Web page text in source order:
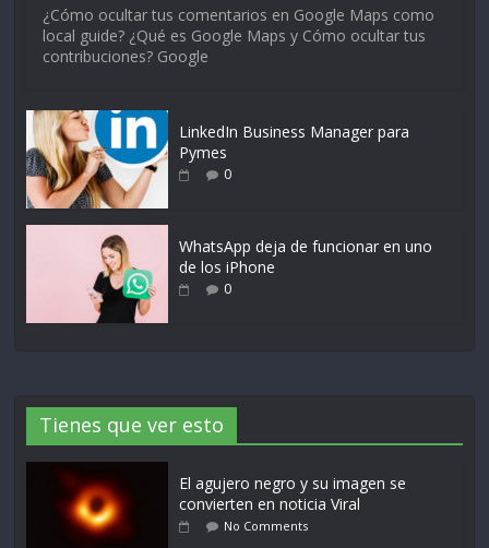
¿Cómo ocultar tus comentarios en Google Maps como
local guide? ¿Qué es Google Maps y Cómo ocultar tus
contribuciones? Google
LinkedIn Business Manager para
Pymes
0
WhatsApp deja de funcionar en uno
de los iPhone
0
Tienes que ver esto
El agujero negro y su imagen se
convierten en noticia Viral
No Comments